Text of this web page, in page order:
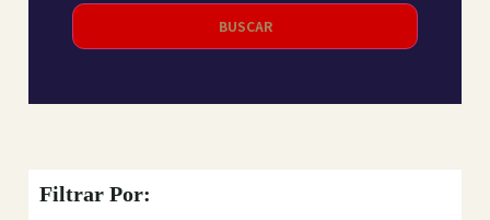
BUSCAR
Filtrar Por: